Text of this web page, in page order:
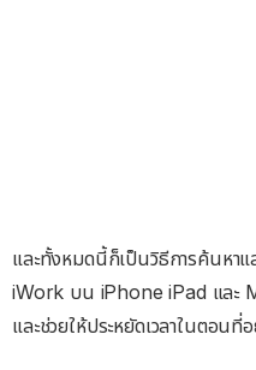
และทั้งหมดนี้ก็เป็นวิธีการค้นหา
iWork บน iPhone iPad และ
และช่วยให้ประหยัดเวลาในตอนที่